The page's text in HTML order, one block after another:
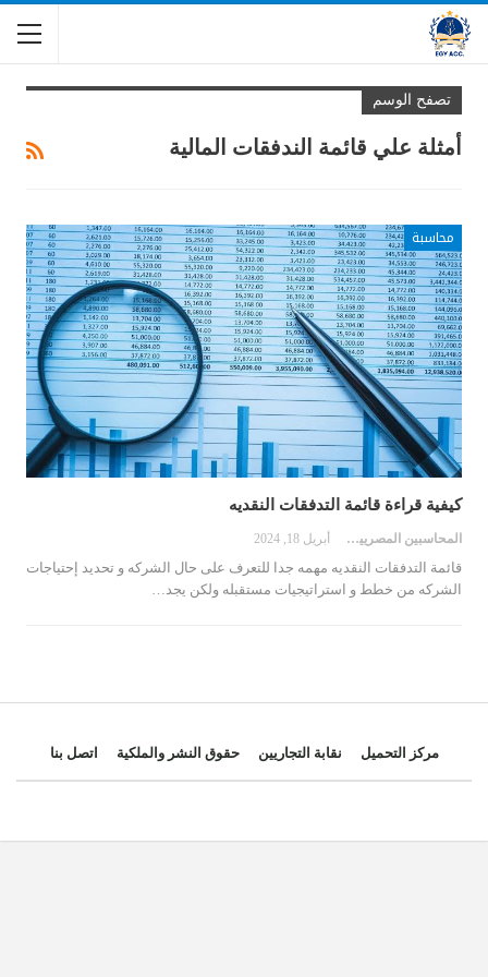
تصفح الوسم
أمثلة علي قائمة الندفقات المالية
محاسبة
كيفية قراءة قائمة التدفقات النقديه
المحاسبين المصريين أبريل 18, 2024
قائمة التدفقات النقديه مهمه جدا للتعرف على حال الشركه و تحديد إحتياجات
الشركه من خطط و استراتيجيات مستقبله ولكن يجد…
مركز التحميل نقابة التجاريين حقوق النشر والملكية اتصل بنا